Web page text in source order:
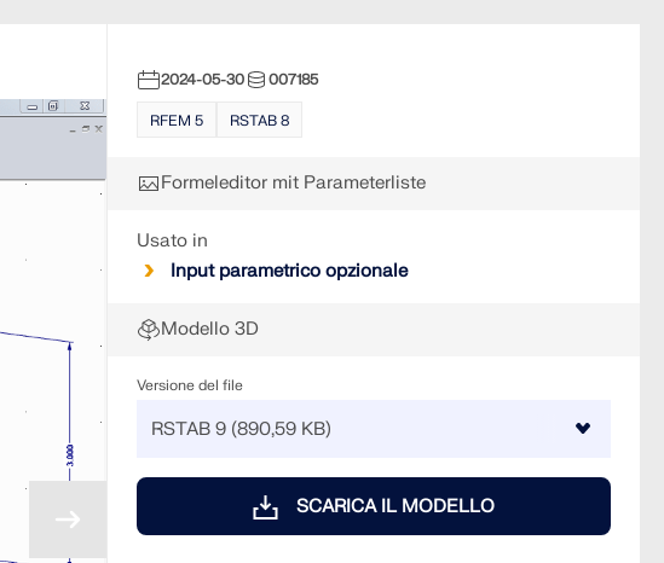
2024-05-30 007185
RFEM 5 RSTAB 8
Formeleditor mit Parameterliste
Usato in
Input parametrico opzionale
Modello 3D
Versione del file
SCARICA IL MODELLO